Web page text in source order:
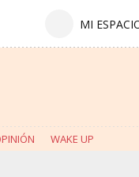
WAKE UP